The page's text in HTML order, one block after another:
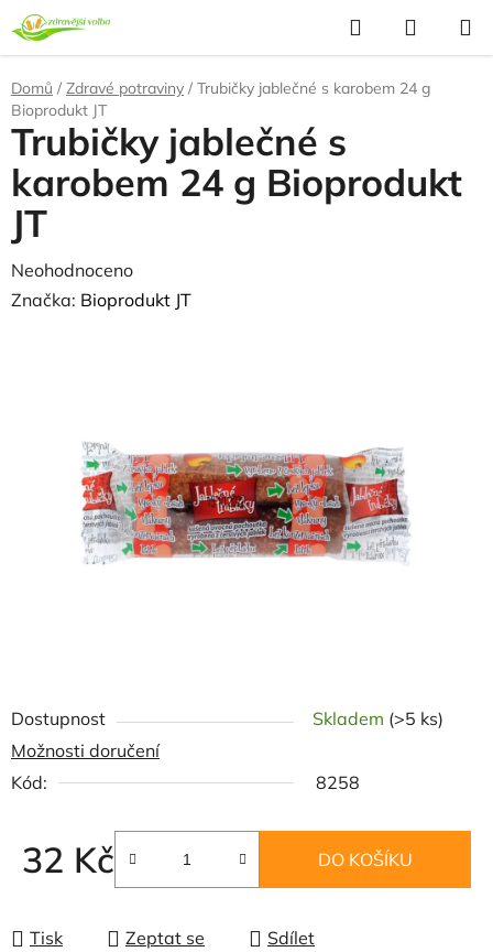
Přejít
na
obsah
Hledat
KOŠÍK
Domů / Zdravé potraviny / Trubičky jablečné s karobem 24 g
Bioprodukt JT
Dostupnost Skladem (>5 ks)
Možnosti doručení
Kód:
8258
32 Kč
Měrná cena:
DO KOŠÍKU
Tisk Zeptat se Sdílet
Trubičky jablečné s
karobem 24 g Bioprodukt
JT
Průměrné
hodnocení
hvězdiček.
Neohodnoceno
Značka: Bioprodukt JT